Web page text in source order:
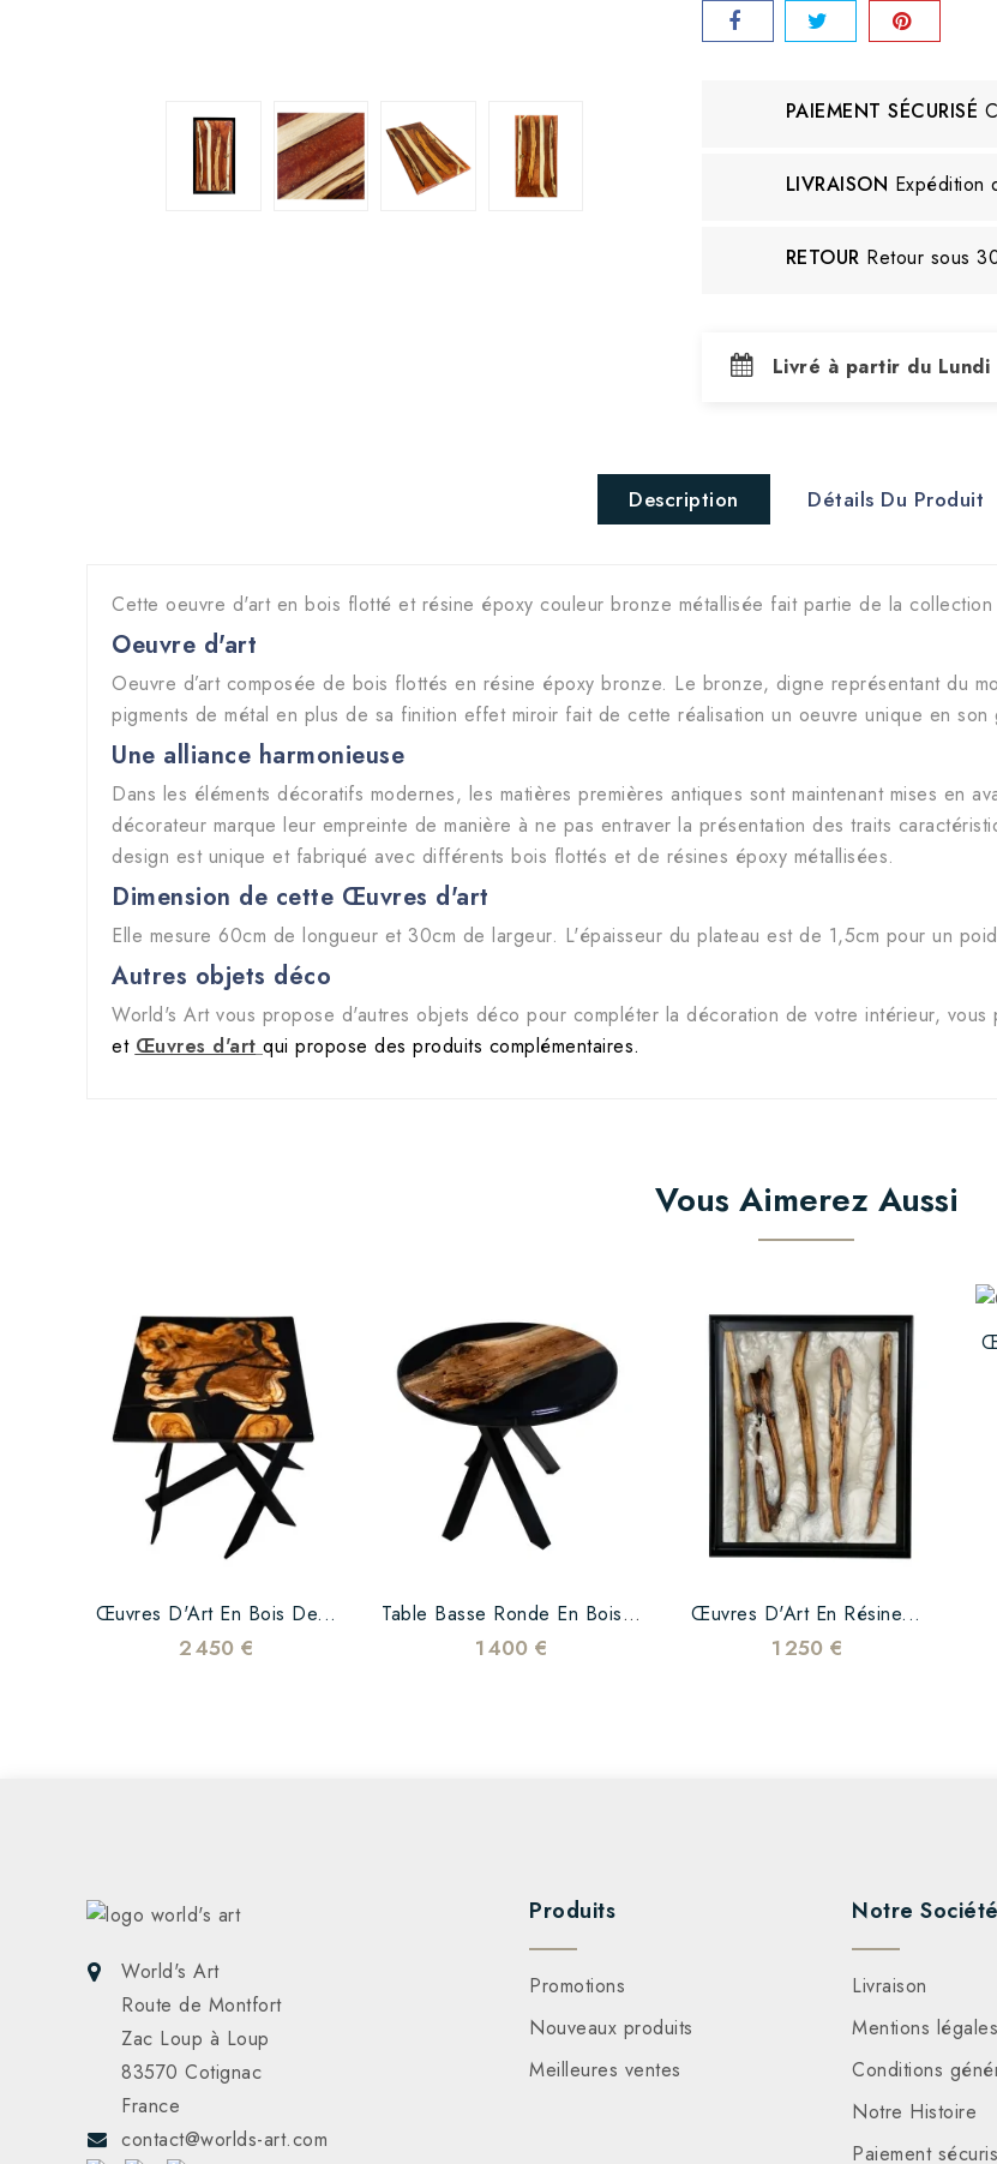
PAIEMENT SÉCURISÉ
LIVRAISON Expédition
RETOUR Retour sous
Livré à partir du
Description Détails Du Produit
Cette oeuvre d'art en bois flotté et résine époxy couleur bronze métallisée fait partie de la
Oeuvre d'art
Oeuvre d’art composée de bois flottés en résine époxy bronze. Le bronze, digne représentant du
pigments de métal en plus de sa finition effet miroir fait de cette réalisation un oeuvre unique en son
Une alliance harmonieuse
Dans les éléments décoratifs modernes, les matières premières antiques sont maintenant mises en
décorateur marque leur empreinte de manière à ne pas entraver la présentation des traits
design est unique et fabriqué avec différents bois flottés et de résines époxy métallisées.
Dimension de cette Œuvres d'art
Elle mesure 60cm de longueur et 30cm de largeur. L'épaisseur du plateau est de 1,5cm pour un
Autres objets déco
World's Art vous propose d'autres objets déco pour compléter la décoration de votre intérieur,
et Œuvres d'art qui propose des produits complémentaires.
Vous Aimerez Aussi
Œuvres D'Art En Bois De...
2 450 €
Table Basse Ronde En Bois...
1 400 €
Œuvres D'Art En Résine...
1 250 €
World's Art
Route de Montfort
Zac Loup à Loup
83570 Cotignac
France
contact@worlds-art.com
Produits
Promotions
Nouveaux produits
Meilleures ventes
Notre Société
Livraison
Mentions légales
Conditions
Notre Histoire
Paiement